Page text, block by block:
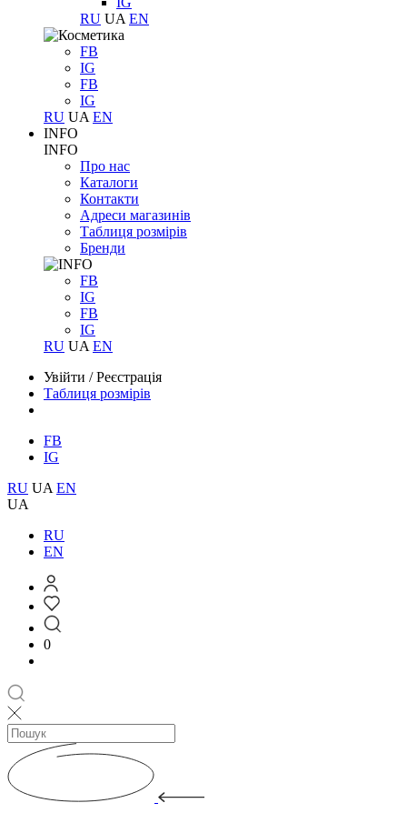
RU UA EN
FB
IG
FB
IG
RU UA EN
INFO
INFO
Про нас
Каталоги
Контакти
Адреси магазинів
Таблиця розмірів
Бренди
FB
IG
FB
IG
RU UA EN
Увійти /Реєстрація
Таблиця розмірів
FB
IG
RU UA EN
UA
RU
EN
0